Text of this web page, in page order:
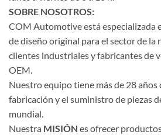
SOBRE NOSOTROS:
COM Automotive está especializada
de diseño original para el sector de la
clientes industriales y fabricantes de
OEM.
Nuestro equipo tiene más de 28 años
fabricación y el suministro de piezas
mundial.
Nuestra MISIÓN es ofrecer